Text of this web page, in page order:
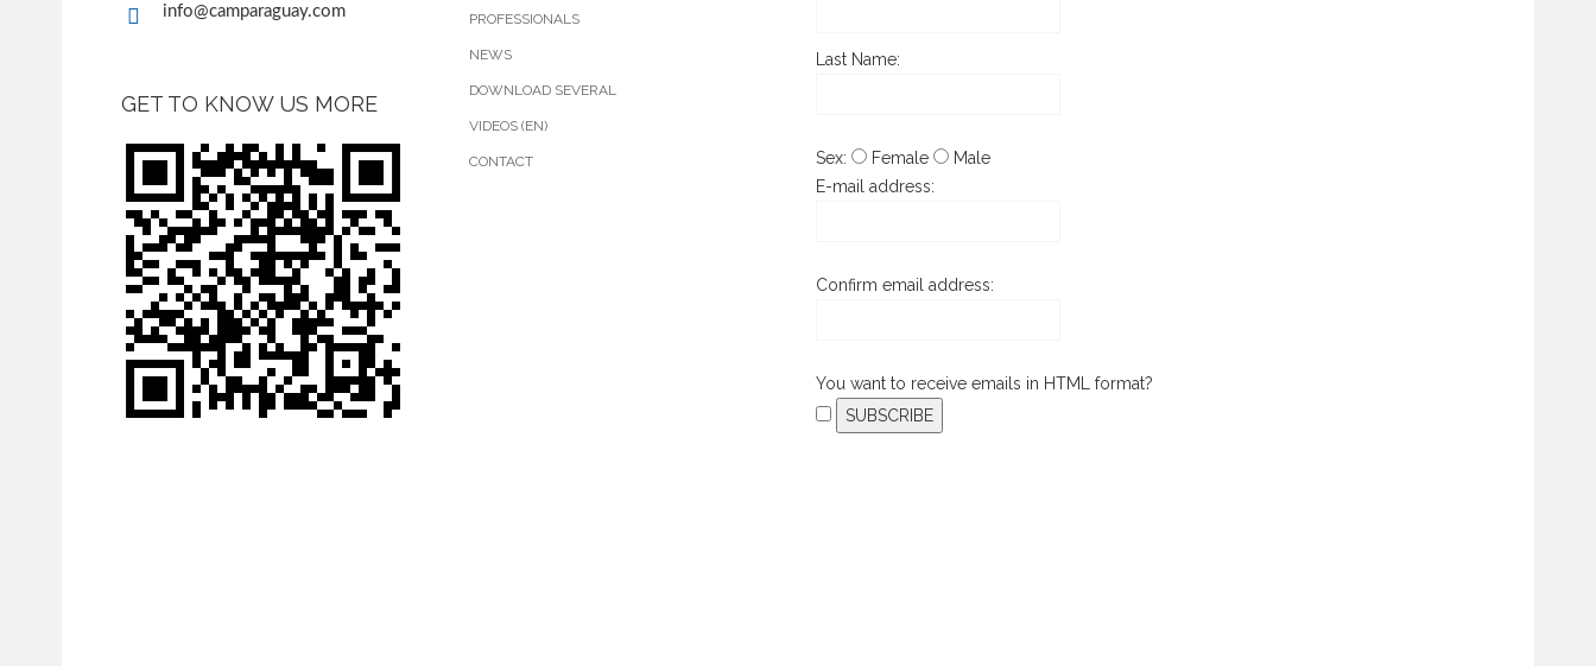
info@camparaguay.com
GET TO KNOW US MORE
PROFESSIONALS
NEWS
DOWNLOAD SEVERAL
VIDEOS (EN)
CONTACT
Last Name:
Sex: Female
Male
E-mail address:
Confirm email address:
You want to receive emails in HTML format?